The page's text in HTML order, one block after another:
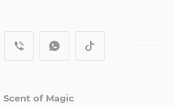
Scent of Magic